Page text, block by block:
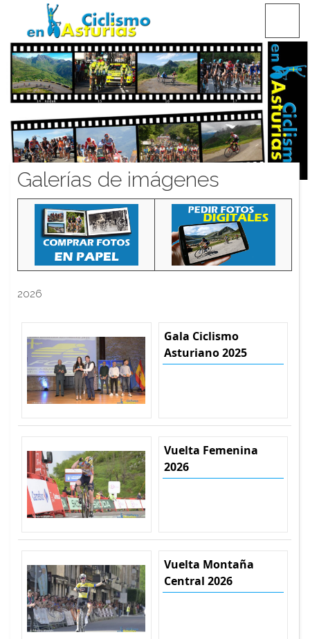
CICLISMO EN ASTURIAS
Galerías de imágenes
2026
Gala Ciclismo
Asturiano 2025
Vuelta Femenina
2026
Vuelta Montaña
Central 2026